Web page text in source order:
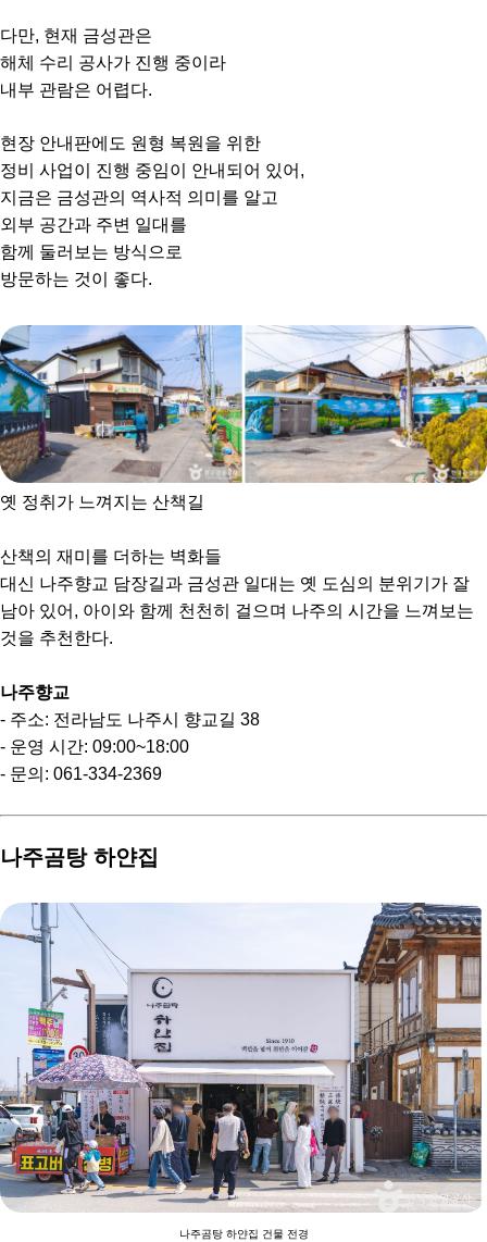
다만, 현재 금성관은
해체 수리 공사가 진행 중이라
내부 관람은 어렵다.
현장 안내판에도 원형 복원을 위한
정비 사업이 진행 중임이 안내되어 있어,
지금은 금성관의 역사적 의미를 알고
외부 공간과 주변 일대를
함께 둘러보는 방식으로
방문하는 것이 좋다.
옛 정취가 느껴지는 산책길
산책의 재미를 더하는 벽화들
대신 나주향교 담장길과 금성관 일대는 옛 도심의 분위기가 잘
남아 있어, 아이와 함께 천천히 걸으며 나주의 시간을 느껴보는
것을 추천한다.
나주향교
- 주소: 전라남도 나주시 향교길 38
- 운영 시간: 09:00~18:00
- 문의: 061-334-2369
나주곰탕 하얀집
나주곰탕 하얀집 건물 전경